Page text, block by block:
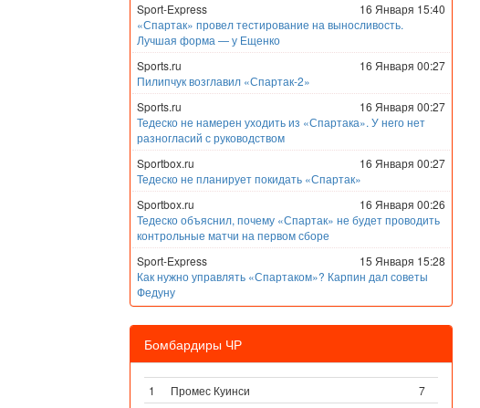
Sport-Express
16 Января 15:40
«Спартак» провел тестирование на выносливость.
Лучшая форма — у Ещенко
Sports.ru
16 Января 00:27
Пилипчук возглавил «Спартак-2»
Sports.ru
16 Января 00:27
Тедеско не намерен уходить из «Спартака». У него нет
разногласий с руководством
Sportbox.ru
16 Января 00:27
Тедеско не планирует покидать «Спартак»
Sportbox.ru
16 Января 00:26
Тедеско объяснил, почему «Спартак» не будет проводить
контрольные матчи на первом сборе
Sport-Express
15 Января 15:28
Как нужно управлять «Спартаком»? Карпин дал советы
Федуну
Бомбардиры ЧР
1 Промес Куинси
7